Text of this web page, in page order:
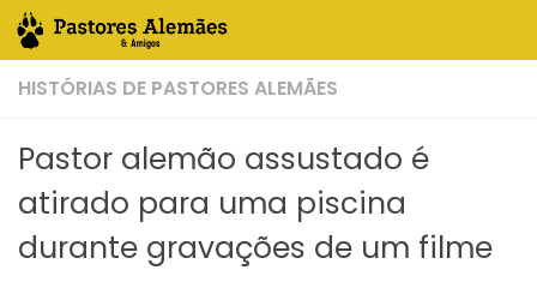
Skip to content
HISTÓRIAS DE PASTORES ALEMÃES
Pastor alemão assustado é
atirado para uma piscina
durante gravações de um filme